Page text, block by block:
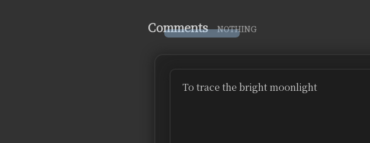
Comments NOTHING
To trace the bright moonlight